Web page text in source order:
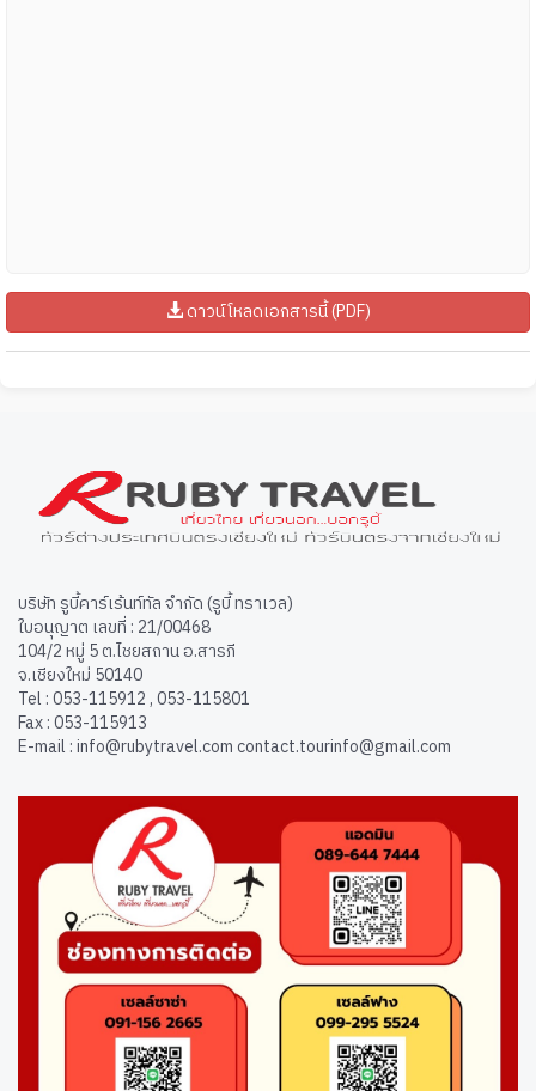
ดาวน์โหลดเอกสารนี้ (PDF)
บริษัท รูบี้คาร์เร้นท์ทัล จำกัด (รูบี้ ทราเวล)
ใบอนุญาต เลขที่ : 21/00468
104/2 หมู่ 5 ต.ไชยสถาน อ.สารภี
จ.เชียงใหม่ 50140
Tel : 053-115912 , 053-115801
Fax : 053-115913
E-mail : info@rubytravel.com contact.tourinfo@gmail.com